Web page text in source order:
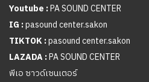
Youtube :PA SOUND CENTER
IG :pasound center.sakon
TIKTOK :pasound center.sakon
LAZADA :PA SOUND CENTER
พีเอ ซาวด์เซนเตอร์